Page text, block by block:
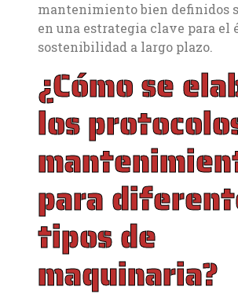
mantenimiento bien definidos
en una estrategia clave para el
sostenibilidad a largo plazo.
¿Cómo se
los
para
tipos de
maquinaria?